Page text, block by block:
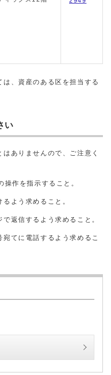
、資産のある区を担当する
い
ありませんので、ご注意く
操作を指示すること。
よう求めること。
返信するよう求めること。
宛てに電話するよう求めるこ